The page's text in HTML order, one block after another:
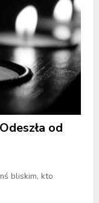
od
bliskim, kto